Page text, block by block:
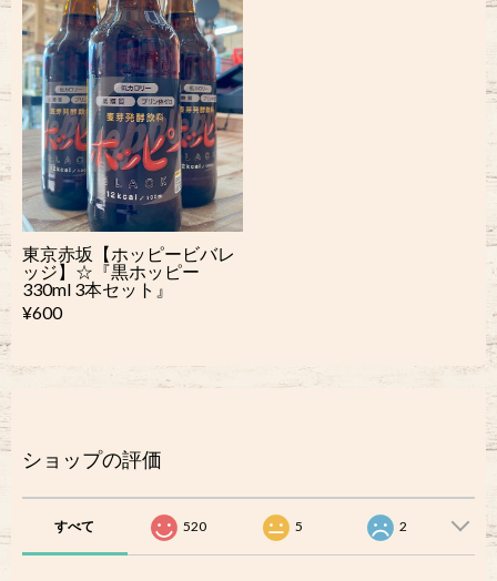
東京赤坂【ホッピービバレ
ッジ】☆『黒ホッピー
330ml 3本セット』
¥600
ショップの評価
すべて 520 5 2